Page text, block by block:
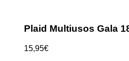
Plaid Multiusos Gala
15,95€